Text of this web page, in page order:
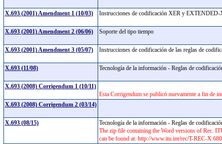
X.693 (2001) Amendment 1 (10/03) Instrucciones de codificación XER y
X.693 (2001) Amendment 2 (06/06) Soporte del tipo tiempo
X.693 (2001) Amendment 3 (05/07) Instrucciones de codificación de las reglas de
X.693 (11/08) Tecnología de la información - Reglas de
X.693 (2008) Corrigendum 1 (10/11)
Esta Corrigendum se publicó nuevamente a fin de
X.693 (2008) Corrigendum 2 (03/14)
X.693 (08/15)
Tecnología de la información - Reglas de
The zip file containing the Word versions of Rec.
can be found at: http://www.itu.int/rec/T-REC-